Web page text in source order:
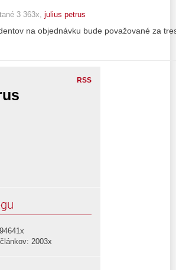
3 363x, julius petrus
na objednávku bude považované za
RSS
2003x